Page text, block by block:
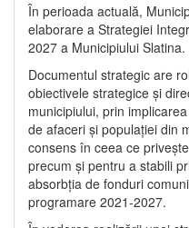
În perioada actuală,
elaborare a Strategiei
2027 a Municipiului Slatina.
Documentul strategic are
obiectivele strategice și
municipiului, prin
de afaceri și populației din
consens în ceea ce
precum și pentru a stabili
absorbția de fonduri
programare 2021-2027.